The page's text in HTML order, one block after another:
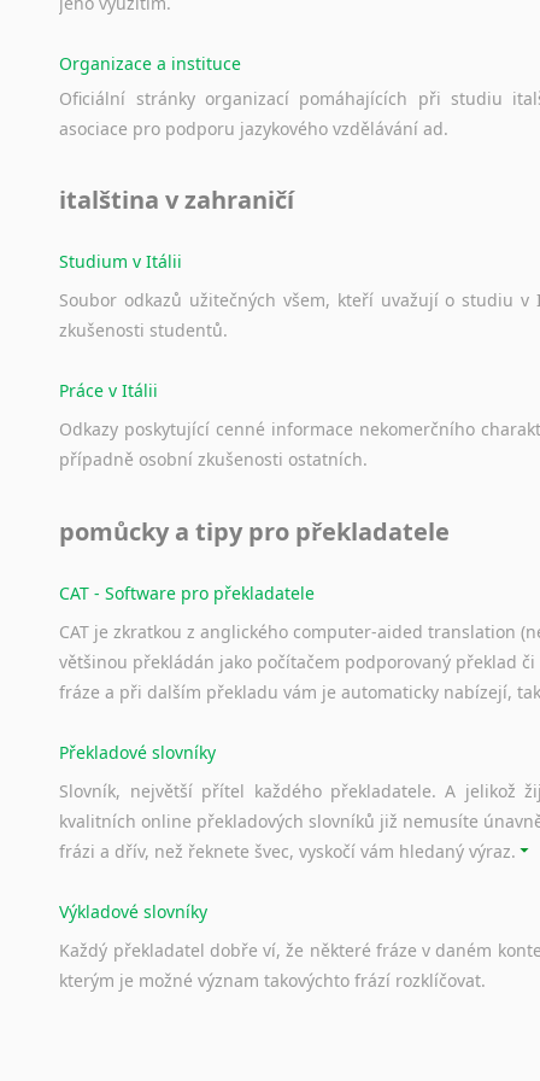
Organizace a instituce
Oficiální stránky organizací pomáhajících při studiu
asociace pro podporu jazykového vzdělávání ad.
italština v zahraničí
Studium v Itálii
Soubor odkazů užitečných všem, kteří uvažují o studiu v
zkušenosti studentů.
Práce v Itálii
Odkazy poskytující cenné informace nekomerčního
případně osobní zkušenosti ostatních.
pomůcky a tipy pro překladatele
CAT - Software pro překladatele
CAT je zkratkou z anglického computer-aided translation
většinou překládán jako počítačem podporovaný překlad
fráze a při dalším překladu vám je automaticky nabízejí,
Překladové slovníky
Slovník, největší přítel každého překladatele. A jelikož
kvalitních online překladových slovníků již nemusíte
frázi a dřív, než řeknete švec, vyskočí vám hledaný výraz.
Výkladové slovníky
Každý překladatel dobře ví, že některé fráze v daném
kterým je možné význam takovýchto frází rozklíčovat.